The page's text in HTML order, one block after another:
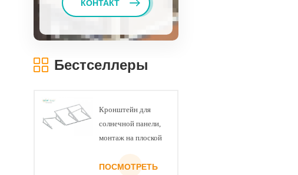
КОНТАКТ
Бестселлеры
Кронштейн для
солнечной панели,
монтаж на плоской
треугольников U-
ПОСМОТРЕТЬ